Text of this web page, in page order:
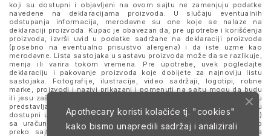
koji su dostupni i objavljeni na ovom sajtu ne zamenjuju podatke
navedene na deklaracijama proizvoda. U slučaju eventualnih
odstupanja informacija, merodavne su one koje se nalaze na
deklaraciji proizvoda. Kupac je obavezan da, pre upotrebe i korišćenja
proizvoda, izvrši uvid u podatke sadržane na deklaraciji proizvoda
(posebno na eventualno prisustvo alergena) i da iste uzme kao
merodavne. Lista sastojaka u sastavu proizvoda može da se razlikuje,
menja ili varira tokom vremena. Pre upotrebe, uvek pogledajte
deklaraciju i pakovanje proizvoda koje dobijete za najnoviju listu
sastojaka. Fotografije, ilustracije, video sadržaji, logotipi, robne
marke, proizvodi i nazivi prikazani i pomenuti na sajtu mogu da budu
ili jesu zaštitni znaci njihovih kompanija. Proizvodi prikazani na sajtu
predstavljaju deo ponude za poručivanje i ne podrazumeva se da su
dostupni u svakom trenutku. Sve cene su izražene u dinarima (RSD)
sa uračunatim PDV-om, dok je poručivanje omogućeno isključivo
preko sajta. Nastavkom i upotrebom ovog sajta slažete se sa
Apothecary koristi kolačiće tj. "cookies"
kako bismo unapredili sadržaj i analizirali